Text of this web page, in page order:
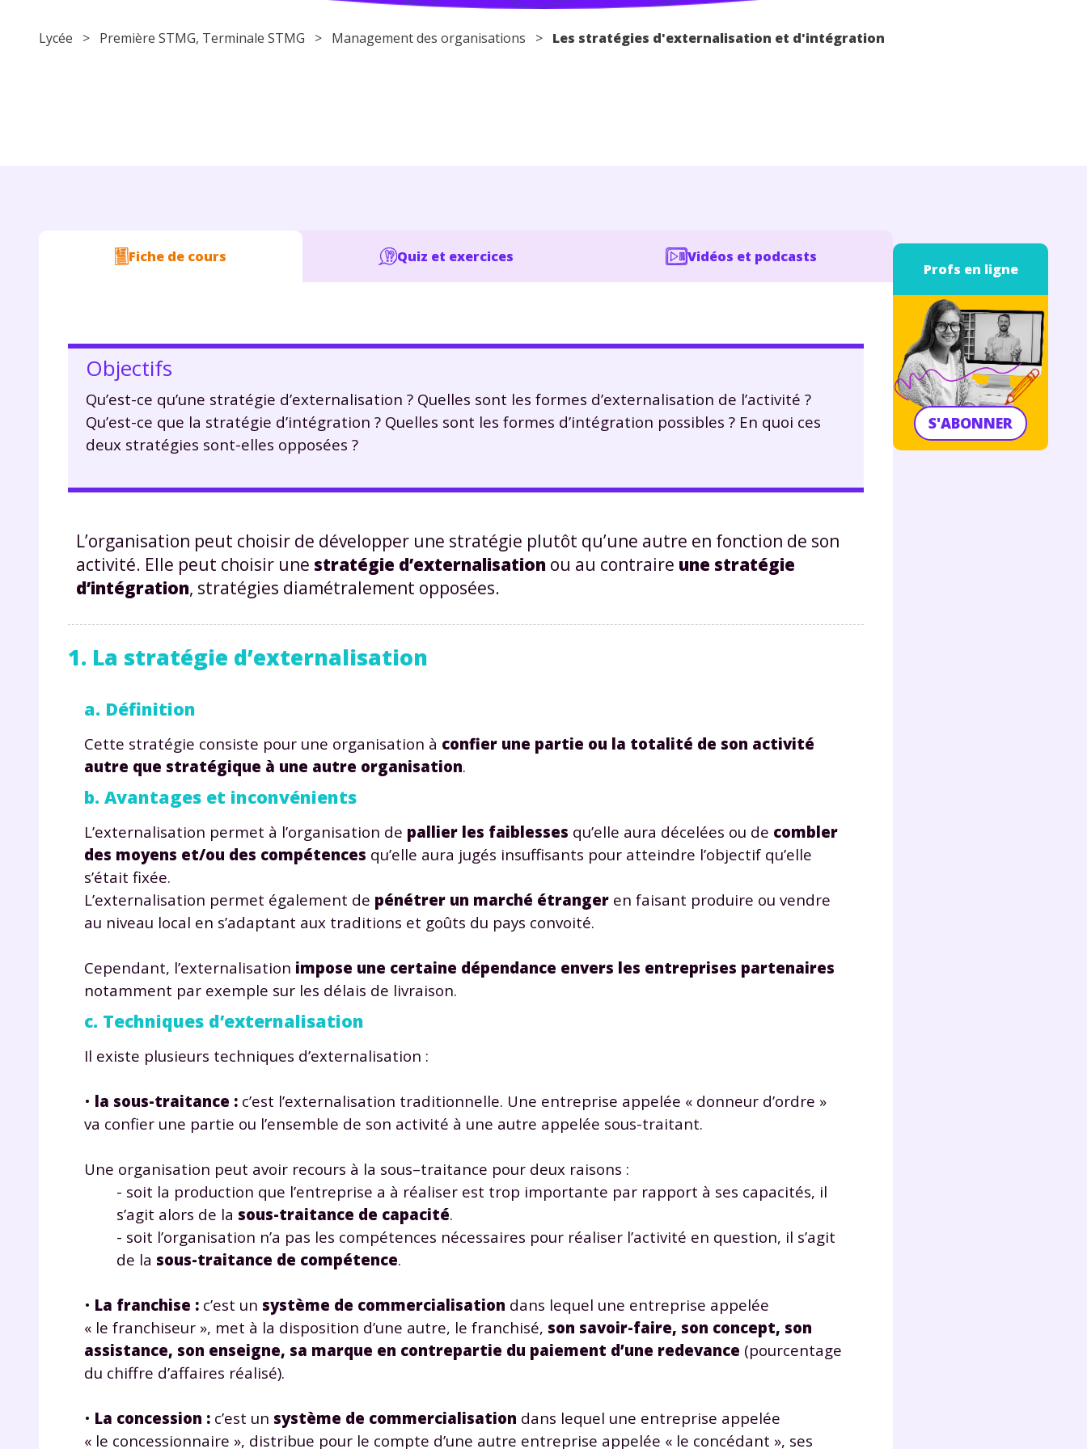
Lycée > Première STMG, Terminale STMG > Management des organisations > Les stratégies d'externalisation et d'intégration
Fiche de cours Quiz et exercices Vidéos et podcasts
Objectifs
Qu’est-ce qu’une stratégie d’externalisation ? Quelles sont les formes d’externalisation de l’activité ?
Qu’est-ce que la stratégie d’intégration ? Quelles sont les formes d’intégration possibles ? En quoi ces
deux stratégies sont-elles opposées ?
L’organisation peut choisir de développer une stratégie plutôt qu’une autre en fonction de son
activité. Elle peut choisir une stratégie d’externalisation ou au contraire une stratégie
d’intégration, stratégies diamétralement opposées.
1. La stratégie d’externalisation
a. Définition
Cette stratégie consiste pour une organisation à confier une partie ou la totalité de son activité
autre que stratégique à une autre organisation.
b. Avantages et inconvénients
L’externalisation permet à l’organisation de pallier les faiblesses qu’elle aura décelées ou de combler
des moyens et/ou des compétences qu’elle aura jugés insuffisants pour atteindre l’objectif qu’elle
s’était fixée.
L’externalisation permet également de pénétrer un marché étranger en faisant produire ou vendre
au niveau local en s’adaptant aux traditions et goûts du pays convoité.
Cependant, l’externalisation impose une certaine dépendance envers les entreprises partenaires
notamment par exemple sur les délais de livraison.
c. Techniques d’externalisation
Il existe plusieurs techniques d’externalisation :
• la sous-traitance : c’est l’externalisation traditionnelle. Une entreprise appelée « donneur d’ordre »
va confier une partie ou l’ensemble de son activité à une autre appelée sous-traitant.
Une organisation peut avoir recours à la sous–traitance pour deux raisons :
- soit la production que l’entreprise a à réaliser est trop importante par rapport à ses capacités, il
s’agit alors de la sous-traitance de capacité.
- soit l’organisation n’a pas les compétences nécessaires pour réaliser l’activité en question, il s’agit
de la sous-traitance de compétence.
• La franchise : c’est un système de commercialisation dans lequel une entreprise appelée
« le franchiseur », met à la disposition d’une autre, le franchisé, son savoir-faire, son concept, son
assistance, son enseigne, sa marque en contrepartie du paiement d’une redevance (pourcentage
du chiffre d’affaires réalisé).
• La concession : c’est un système de commercialisation dans lequel une entreprise appelée
« le concessionnaire », distribue pour le compte d’une autre entreprise appelée « le concédant », ses
Profs en ligne
S'ABONNER
Envie de progresser et de
réussir votre année scolaire ?
Testez gratuitement pendant 24h
Fiches de cours et vidéos,
exercices corrigés,
Tout le programme scolaire
du CP à la Terminale